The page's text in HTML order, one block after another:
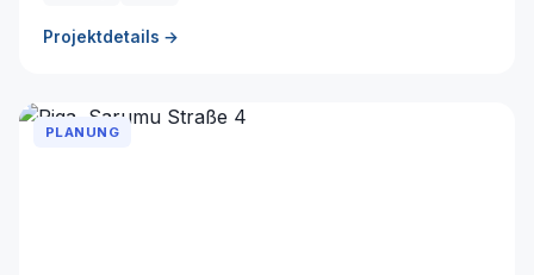
Projektdetails →
PLANUNG